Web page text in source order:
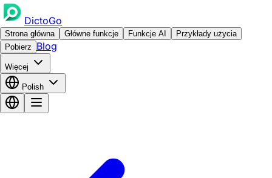
DictoGo
Strona główna Główne funkcje Funkcje AI
Przykłady użycia
Pobierz
Blog
Więcej
Polish